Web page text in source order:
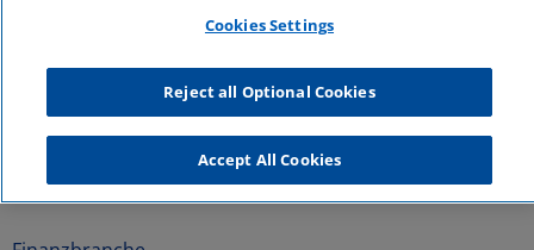
Cookies Settings
Reject all Optional Cookies
Accept All Cookies